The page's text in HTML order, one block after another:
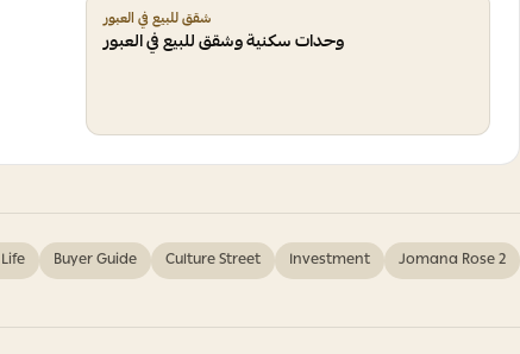
شقق للبيع في العبور
وحدات سكنية وشقق للبيع في العبور
Jomana Rose 2
Investment
Culture Street
Buyer Guide